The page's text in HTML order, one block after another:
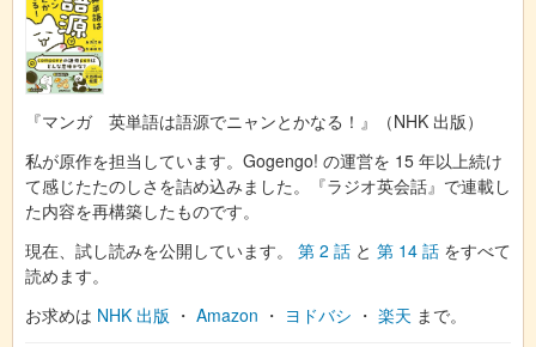
『マンガ 英単語は語源でニャンとかなる！』（NHK 出版）
私が原作を担当しています。Gogengo! の運営を 15 年以上続け
て感じたたのしさを詰め込みました。『ラジオ英会話』で連載し
た内容を再構築したものです。
現在、試し読みを公開しています。 第 2 話 と 第 14 話 をすべて
読めます。
お求めは NHK 出版 ・ Amazon ・ ヨドバシ ・ 楽天 まで。